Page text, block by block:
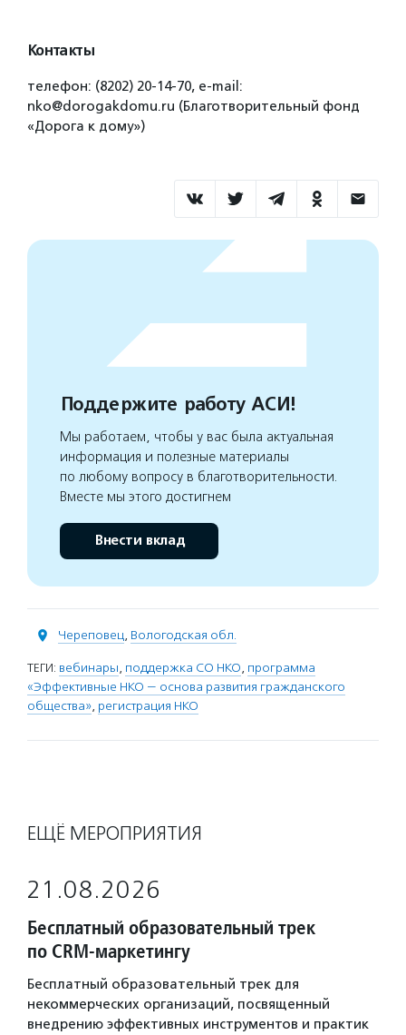
Контакты
телефон: (8202) 20-14-70, e-mail:
nko@dorogakdomu.ru (Благотворительный фонд
«Дорога к дому»)
Поддержите работу АСИ!
Мы работаем, чтобы у вас была актуальная
информация и полезные материалы
по любому вопросу в благотворительности.
Вместе мы этого достигнем
Внести вклад
Череповец, Вологодская обл.
ТЕГИ: вебинары, поддержка СО НКО, программа
«Эффективные НКО — основа развития гражданского
общества», регистрация НКО
ЕЩЁ МЕРОПРИЯТИЯ
21.08.2026
Бесплатный образовательный трек
по CRM-маркетингу
Бесплатный образовательный трек для
некоммерческих организаций, посвященный
внедрению эффективных инструментов и практик